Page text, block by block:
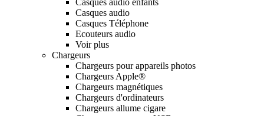
Casques audio
Casques Téléphone
Ecouteurs audio
Voir plus
Chargeurs
Chargeurs pour appareils photos
Chargeurs Apple®
Chargeurs magnétiques
Chargeurs d'ordinateurs
Chargeurs allume cigare